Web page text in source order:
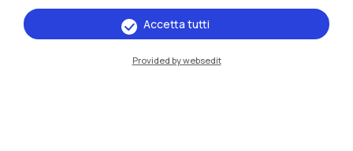
IT EN
Sedi
Milano Leonardo
Accetta tutti
Provided by websedit